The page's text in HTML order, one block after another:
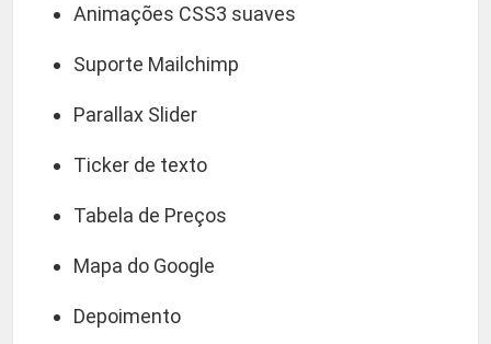
Animações CSS3 suaves
Suporte Mailchimp
Parallax Slider
Ticker de texto
Tabela de Preços
Mapa do Google
Depoimento